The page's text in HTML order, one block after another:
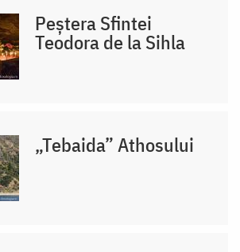
Peștera Sfintei
Teodora de la Sihla
„Tebaida” Athosului